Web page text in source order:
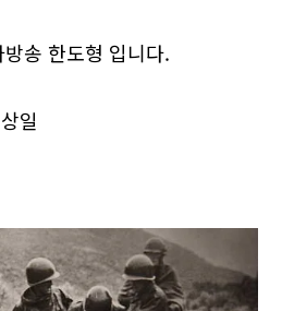
송 한도형 입니다.
일